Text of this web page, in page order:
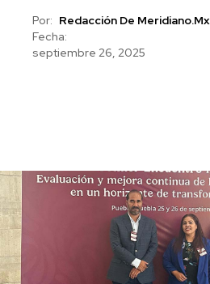
Por: Redacción De Meridiano.mx
Fecha:
septiembre 26, 2025